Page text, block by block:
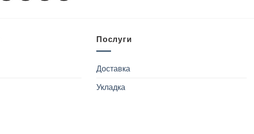
Послуги
Доставка
Укладка